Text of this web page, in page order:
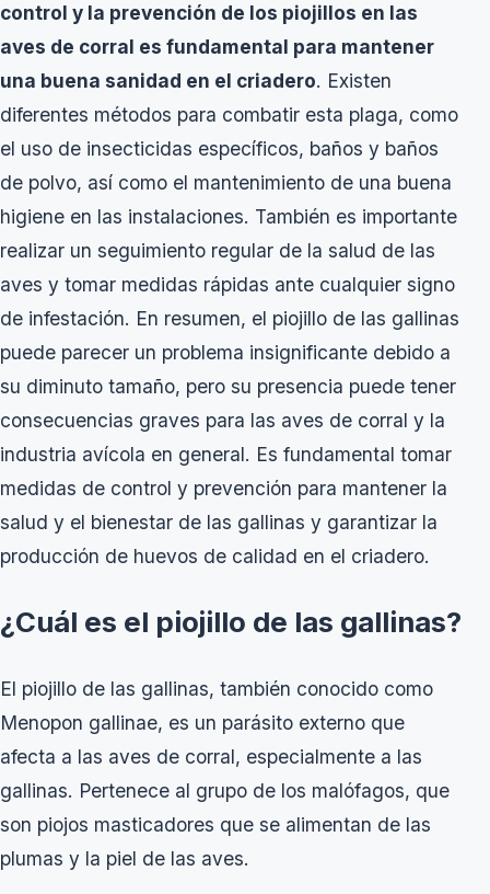
control y la prevención de los piojillos en las
aves de corral es fundamental para mantener
una buena sanidad en el criadero. Existen
diferentes métodos para combatir esta plaga, como
el uso de insecticidas específicos, baños y baños
de polvo, así como el mantenimiento de una buena
higiene en las instalaciones. También es importante
realizar un seguimiento regular de la salud de las
aves y tomar medidas rápidas ante cualquier signo
de infestación. En resumen, el piojillo de las gallinas
puede parecer un problema insignificante debido a
su diminuto tamaño, pero su presencia puede tener
consecuencias graves para las aves de corral y la
industria avícola en general. Es fundamental tomar
medidas de control y prevención para mantener la
salud y el bienestar de las gallinas y garantizar la
producción de huevos de calidad en el criadero.
¿Cuál es el piojillo de las gallinas?
El piojillo de las gallinas, también conocido como
Menopon gallinae, es un parásito externo que
afecta a las aves de corral, especialmente a las
gallinas. Pertenece al grupo de los malófagos, que
son piojos masticadores que se alimentan de las
plumas y la piel de las aves.